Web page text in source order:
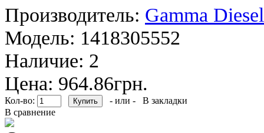
Производитель: Gamma Diesel
Модель: 1418305552
Наличие: 2
Цена: 964.86грн.
Кол-во: - или -
В закладки
В сравнение